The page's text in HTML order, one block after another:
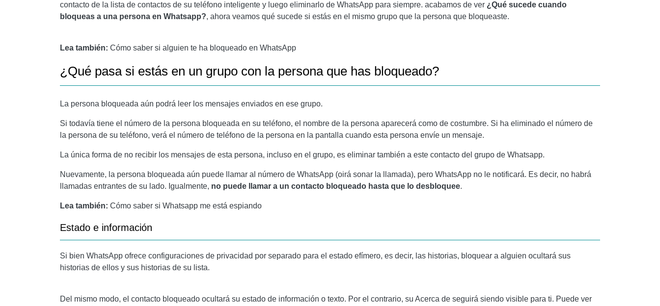
contacto de la lista de contactos de su teléfono inteligente y luego eliminarlo de WhatsApp para siempre. acabamos de ver ¿Qué sucede cuando
bloqueas a una persona en Whatsapp?, ahora veamos qué sucede si estás en el mismo grupo que la persona que bloqueaste.
Lea también: Cómo saber si alguien te ha bloqueado en WhatsApp
¿Qué pasa si estás en un grupo con la persona que has bloqueado?
La persona bloqueada aún podrá leer los mensajes enviados en ese grupo.
Si todavía tiene el número de la persona bloqueada en su teléfono, el nombre de la persona aparecerá como de costumbre. Si ha eliminado el número de
la persona de su teléfono, verá el número de teléfono de la persona en la pantalla cuando esta persona envíe un mensaje.
La única forma de no recibir los mensajes de esta persona, incluso en el grupo, es eliminar también a este contacto del grupo de Whatsapp.
Nuevamente, la persona bloqueada aún puede llamar al número de WhatsApp (oirá sonar la llamada), pero WhatsApp no ​​le notificará. Es decir, no habrá
llamadas entrantes de su lado. Igualmente, no puede llamar a un contacto bloqueado hasta que lo desbloquee.
Lea también: Cómo saber si Whatsapp me está espiando
Estado e información
Si bien WhatsApp ofrece configuraciones de privacidad por separado para el estado efímero, es decir, las historias, bloquear a alguien ocultará sus
historias de ellos y sus historias de su lista.
Del mismo modo, el contacto bloqueado ocultará su estado de información o texto. Por el contrario, su Acerca de seguirá siendo visible para ti. Puede ver